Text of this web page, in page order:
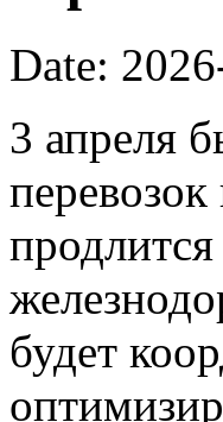
Date:
3 апреля
будет